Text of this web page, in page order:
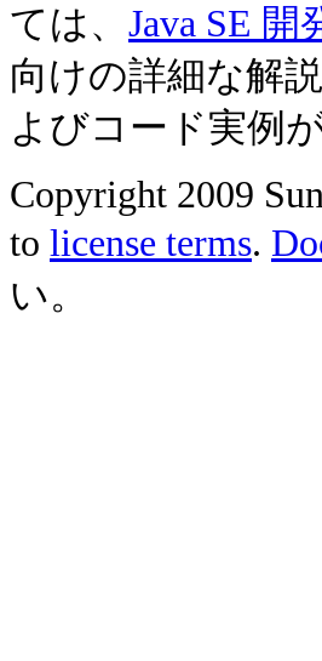
ては、 Java SE
向けの詳細な解
よびコード実例
Copyright 2009
to license terms.
い。